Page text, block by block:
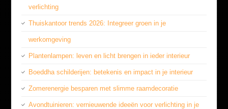
verlichting
Thuiskantoor trends 2026: Integreer groen in je
werkomgeving
Plantenlampen: leven en licht brengen in ieder interieur
Boeddha schilderijen: betekenis en impact in je interieur
Zomerenergie besparen met slimme raamdecoratie
Avondtuinieren: vernieuwende ideeën voor verlichting in je